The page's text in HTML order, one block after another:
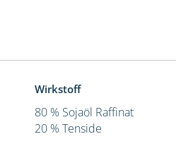
Wirkstoff
80 % Sojaöl Raffinat
20 % Tenside